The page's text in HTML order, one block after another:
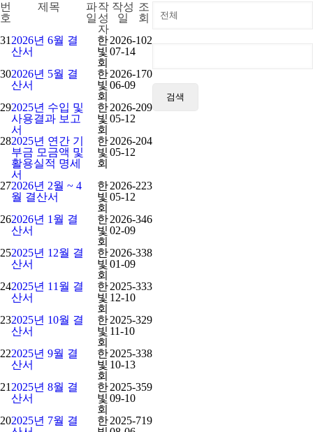
검색
번
호
제목
파
일
작
성
자
작성
일
조
회
31 2026년 6월 결
산서
한
빛
회
2026-
07-14
102
302026년 5월 결
산서
한
빛
회
2026-
06-09
170
292025년 수입 및
사용결과 보고
서
한
빛
회
2026-
05-12
209
282025년 연간 기
부금 모금액 및
활용실적 명세
서
한
빛
회
2026-
05-12
204
272026년 2월 ~ 4
월 결산서
한
빛
회
2026-
05-12
223
262026년 1월 결
산서
한
빛
회
2026-
02-09
346
252025년 12월 결
산서
한
빛
회
2026-
01-09
338
242025년 11월 결
산서
한
빛
회
2025-
12-10
333
232025년 10월 결
산서
한
빛
회
2025-
11-10
329
222025년 9월 결
산서
한
빛
회
2025-
10-13
338
21 2025년 8월 결
산서
한
빛
회
2025-
09-10
359
202025년 7월 결
한2025-719